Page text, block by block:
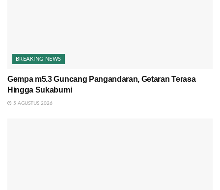
BREAKING NEWS
Gempa m5.3 Guncang Pangandaran, Getaran Terasa
Hingga Sukabumi
5 AGUSTUS 2026